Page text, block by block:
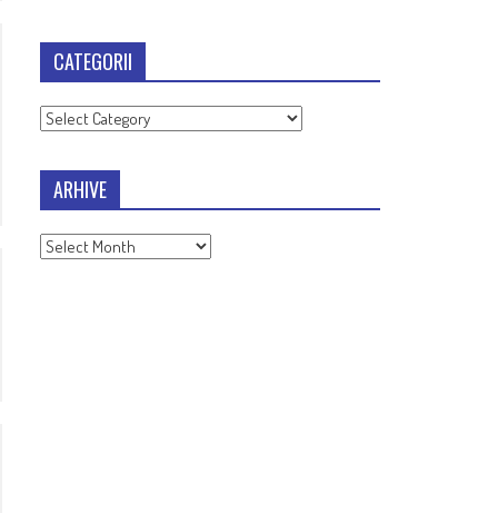
CATEGORII
Categorii
ARHIVE
Arhive